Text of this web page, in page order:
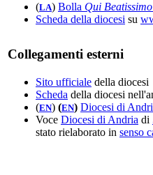
(LA) Bolla Qui
Scheda della diocesi su
Collegamenti esterni
Sito ufficiale della diocesi
Scheda della diocesi
(EN) (EN) Diocesi di
Voce Diocesi di Andria di
stato rielaborato in senso